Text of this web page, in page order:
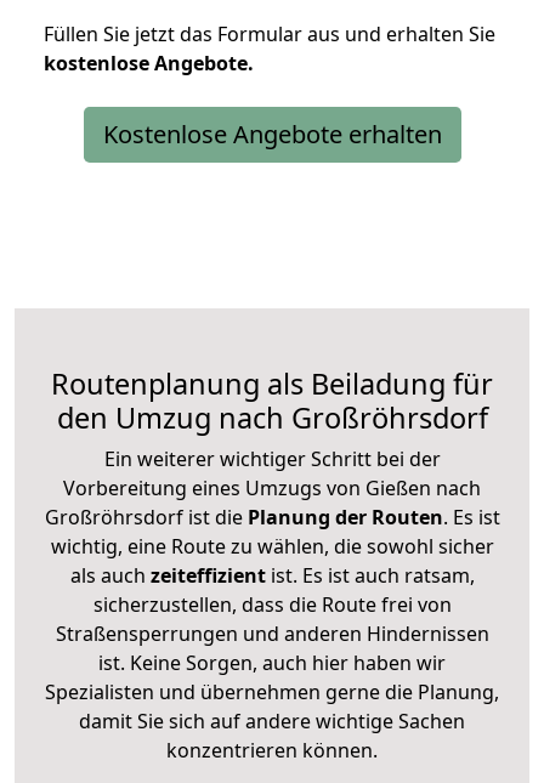
Füllen Sie jetzt das Formular aus und erhalten Sie
kostenloseAngebote.
Kostenlose Angebote erhalten
Routenplanung als Beiladung für
den Umzug nach Großröhrsdorf
Ein weiterer wichtiger Schritt bei der
Vorbereitung eines Umzugs von Gießen nach
Großröhrsdorf ist diePlanung der Routen. Es ist
wichtig, eine Route zu wählen, die sowohl sicher
als auch zeiteffizientist. Es ist auch ratsam,
sicherzustellen, dass die Route frei von
Straßensperrungen und anderen Hindernissen
ist. Keine Sorgen, auch hier haben wir
Spezialisten und übernehmen gerne die Planung,
damit Sie sich auf andere wichtige Sachen
konzentrieren können.